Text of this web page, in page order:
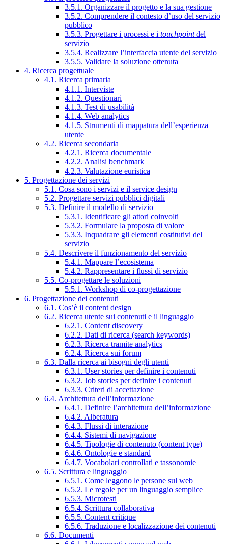
3.5.1. Organizzare il progetto e la sua gestione
3.5.2. Comprendere il contesto d’uso del servizio
pubblico
3.5.3. Progettare i processi e i touchpointdel
servizio
3.5.4. Realizzare l’interfaccia utente del servizio
3.5.5. Validare la soluzione ottenuta
4. Ricerca progettuale
4.1. Ricerca primaria
4.1.1. Interviste
4.1.2. Questionari
4.1.3. Test di usabilità
4.1.4. Web analytics
4.1.5. Strumenti di mappatura dell’esperienza
utente
4.2. Ricerca secondaria
4.2.1. Ricerca documentale
4.2.2. Analisi benchmark
4.2.3. Valutazione euristica
5. Progettazione dei servizi
5.1. Cosa sono i servizi e il service design
5.2. Progettare servizi pubblici digitali
5.3. Definire il modello di servizio
5.3.1. Identificare gli attori coinvolti
5.3.2. Formulare la proposta di valore
5.3.3. Inquadrare gli elementi costitutivi del
servizio
5.4. Descrivere il funzionamento del servizio
5.4.1. Mappare l’ecosistema
5.4.2. Rappresentare i flussi di servizio
5.5. Co-progettare le soluzioni
5.5.1. Workshop di co-progettazione
6. Progettazione dei contenuti
6.1. Cos’è il content design
6.2. Ricerca utente sui contenuti e il linguaggio
6.2.1. Content discovery
6.2.2. Dati di ricerca (search keywords)
6.2.3. Ricerca tramite analytics
6.2.4. Ricerca sui forum
6.3. Dalla ricerca ai bisogni degli utenti
6.3.1. User stories per definire i contenuti
6.3.2. Job stories per definire i contenuti
6.3.3. Criteri di accettazione
6.4. Architettura dell’informazione
6.4.1. Definire l’architettura dell’informazione
6.4.2. Alberatura
6.4.3. Flussi di interazione
6.4.4. Sistemi di navigazione
6.4.5. Tipologie di contenuto (content type)
6.4.6. Ontologie e standard
6.4.7. Vocabolari controllati e tassonomie
6.5. Scrittura e linguaggio
6.5.1. Come leggono le persone sul web
6.5.2. Le regole per un linguaggio semplice
6.5.3. Microtesti
6.5.4. Scrittura collaborativa
6.5.5. Content critique
6.5.6. Traduzione e localizzazione dei contenuti
6.6. Documenti